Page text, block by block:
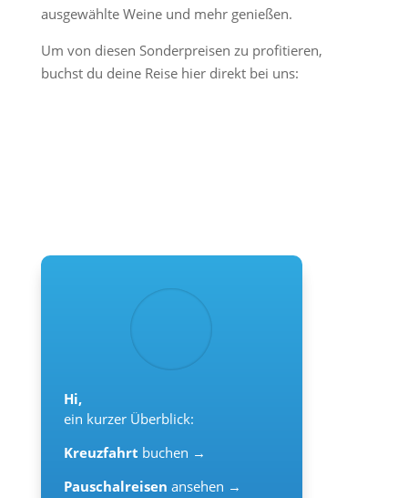
ausgewählte Weine und mehr genießen.
Um von diesen Sonderpreisen zu profitieren,
buchst du deine Reise hier direkt bei uns:
Hi,
ein kurzer Überblick:
Kreuzfahrt buchen →
Pauschalreisen ansehen →